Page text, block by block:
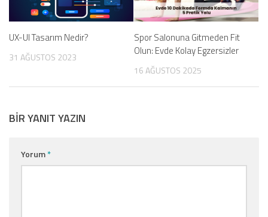
UX-UI Tasarım Nedir?
31 AĞUSTOS 2023
Spor Salonuna Gitmeden Fit
Olun: Evde Kolay Egzersizler
16 AĞUSTOS 2025
BIR YANIT YAZIN
Yorum*